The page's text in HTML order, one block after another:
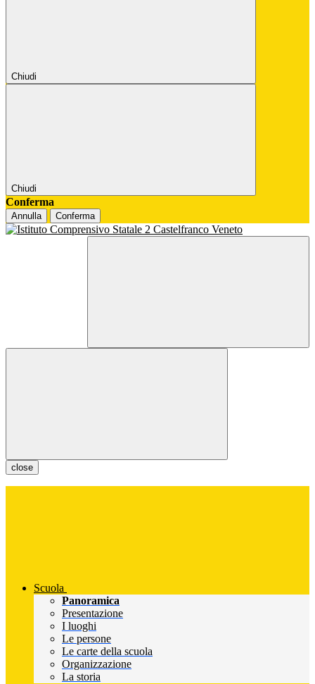
Chiudi
Chiudi
Conferma
Annulla Conferma
close
Scuola
Panoramica
Presentazione
I luoghi
Le persone
Le carte della scuola
Organizzazione
La storia